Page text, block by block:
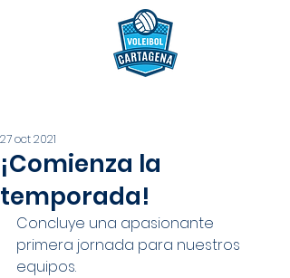
¡Comienza la
temporada!
27 oct 2021
Concluye una apasionante
primera jornada para nuestros
equipos.